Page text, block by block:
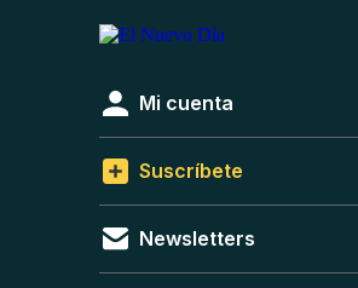
Mi cuenta
Suscríbete
Newsletters